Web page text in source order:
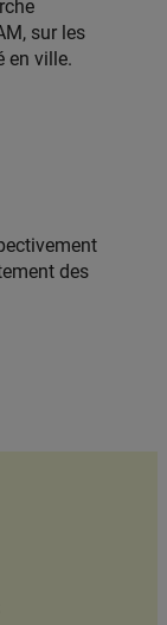
sur les
en ville.
des